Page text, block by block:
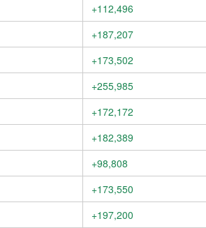
+112,496
+187,207
+173,502
+255,985
+172,172
+182,389
+98,808
+173,550
+197,200